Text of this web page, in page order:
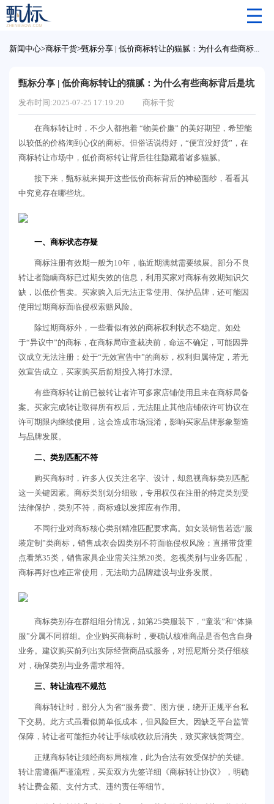
新闻中心>商标干货> 甄标分享 | 低价商标转让的猫腻：为什么有些商标背后是坑
甄标分享 | 低价商标转让的猫腻：为什么有些商标背后是坑
发布时间:2025-07-25 17:19:20 商标干货
在商标转让时，不少人都抱着 “物美价廉” 的美好期望，希望能
以较低的价格淘到心仪的商标。但俗话说得好，“便宜没好货”，在
商标转让市场中，低价商标转让背后往往隐藏着诸多猫腻。
接下来，甄标就来揭开这些低价商标背后的神秘面纱，看看其
中究竟存在哪些坑。
一、商标状态存疑
商标注册有效期一般为10年，临近期满就需要续展。部分不良
转让者隐瞒商标已过期失效的信息，利用买家对商标有效期知识欠
缺，以低价售卖。买家购入后无法正常使用、保护品牌，还可能因
使用过期商标面临侵权索赔风险。
除过期商标外，一些看似有效的商标权利状态不稳定。如处
于“异议中”的商标，在商标局审查裁决前，命运不确定，可能因异
议成立无法注册；处于“无效宣告中”的商标，权利归属待定，若无
效宣告成立，买家购买后前期投入将打水漂。
有些商标转让前已被转让者许可多家店铺使用且未在商标局备
案。买家完成转让取得所有权后，无法阻止其他店铺依许可协议在
许可期限内继续使用，这会造成市场混淆，影响买家品牌形象塑造
与品牌发展。
二、类别匹配不符
购买商标时，许多人仅关注名字、设计，却忽视商标类别匹配
这一关键因素。商标类别划分细致，专用权仅在注册的特定类别受
法律保护，类别不符，商标难以发挥应有作用。
不同行业对商标核心类别精准匹配要求高。如女装销售若选“服
装定制”类商标，销售成衣会因类别不符面临侵权风险；直播带货重
点看第35类，销售家具企业需关注第20类。忽视类别与业务匹配，
商标再好也难正常使用，无法助力品牌建设与业务发展。
商标类别存在群组细分情况，如第25类服装下，“童装”和“体操
服”分属不同群组。企业购买商标时，要确认核准商品是否包含自身
业务。建议购买前列出实际经营商品或服务，对照尼斯分类仔细核
对，确保类别与业务需求相符。
三、转让流程不规范
商标转让时，部分人为省“服务费”、图方便，绕开正规平台私
下交易。此方式虽看似简单低成本，但风险巨大。因缺乏平台监管
保障，转让者可能拒办转让手续或收款后消失，致买家钱货两空。
正规商标转让须经商标局核准，此为合法有效受保护的关键。
转让需遵循严谨流程，买卖双方先签详细《商标转让协议》，明确
转让费金额、支付方式、违约责任等细节。